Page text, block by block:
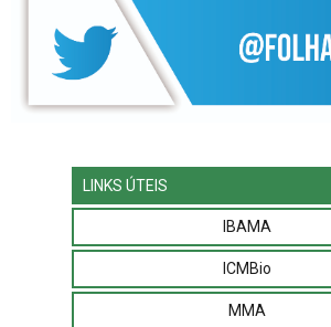
LINKS ÚTEIS
IBAMA
ICMBio
MMA